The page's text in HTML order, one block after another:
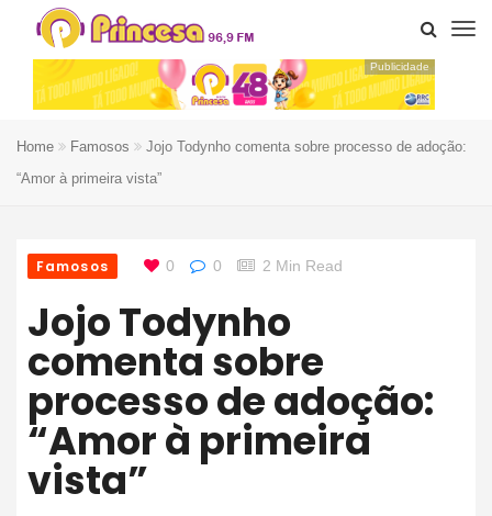
Publicidade
Home Famosos
Jojo Todynho comenta sobre processo de adoção:
“Amor à primeira vista”
Famosos 0 0 2 Min Read
Jojo Todynho
comenta sobre
processo de adoção:
“Amor à primeira
vista”